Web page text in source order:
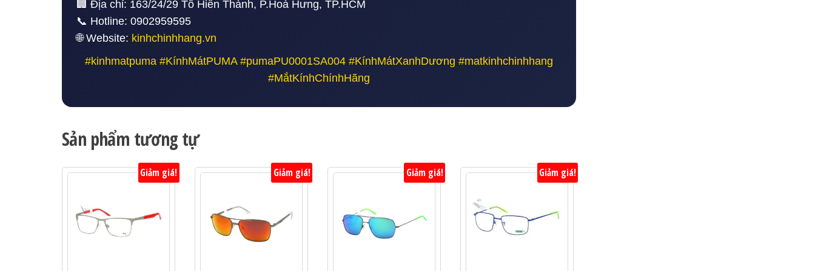
🏢 Địa chỉ: 163/24/29 Tô Hiến Thành, P.Hoà Hưng, TP.HCM
📞 Hotline: 0902959595
🌐 Website: kinhchinhhang.vn
#kinhmatpuma #KínhMátPUMA #pumaPU0001SA004 #KínhMátXanhDương #matkinhchinhhang
#MắtKínhChínhHãng
Sản phẩm tương tự
Giảm giá! Giảm giá! Giảm giá! Giảm giá!